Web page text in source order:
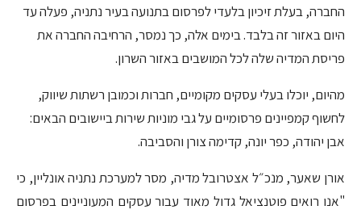
החברה, בעלת זיכיון בלעדי לפרסום בתנועה בעיר נתניה, פעלה עד
היום באזור זה בלבד. בימים אלה, כך נמסר, הרחיבה החברה את
פריסת המדיה שלה לכל המושבים באזור השרון.
מהיום, יוכלו בעלי עסקים מקומיים, חברות וכמובן רשתות שיווק,
לחשוף קמפיינים פרסומיים על גבי מוניות שירות ביישובים הבאים:
אבן יהודה, כפר יונה, קדימה צורן והסביבה.
אורן שאער, מנכ״ל אצטרובל מדיה, מסר למערכת נתניה אונליין, כי
"אנו רואים פוטנציאל גדול מאוד עבור עסקים המעוניינים בפרסום